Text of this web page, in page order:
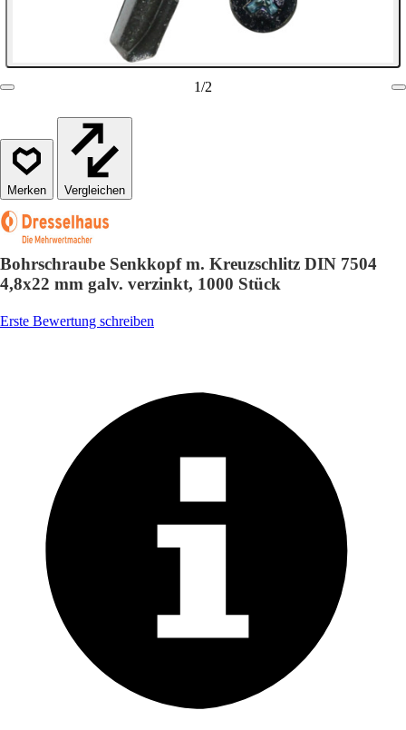
1/2
Vergleichen
Bohrschraube Senkkopf m. Kreuzschlitz DIN 7504
4,8x22 mm galv. verzinkt, 1000 Stück
Erste Bewertung schreiben